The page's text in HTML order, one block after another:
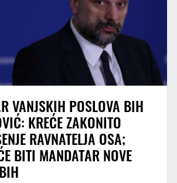
VANJSKIH POSLOVA BIH
KREĆE ZAKONITO
RAVNATELJA OSA;
BITI MANDATAR NOVE